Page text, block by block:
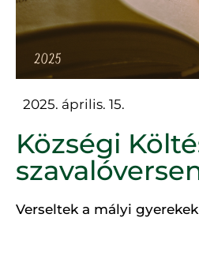
2025. április. 15.
Községi
Verseltek a mályi gyerekek